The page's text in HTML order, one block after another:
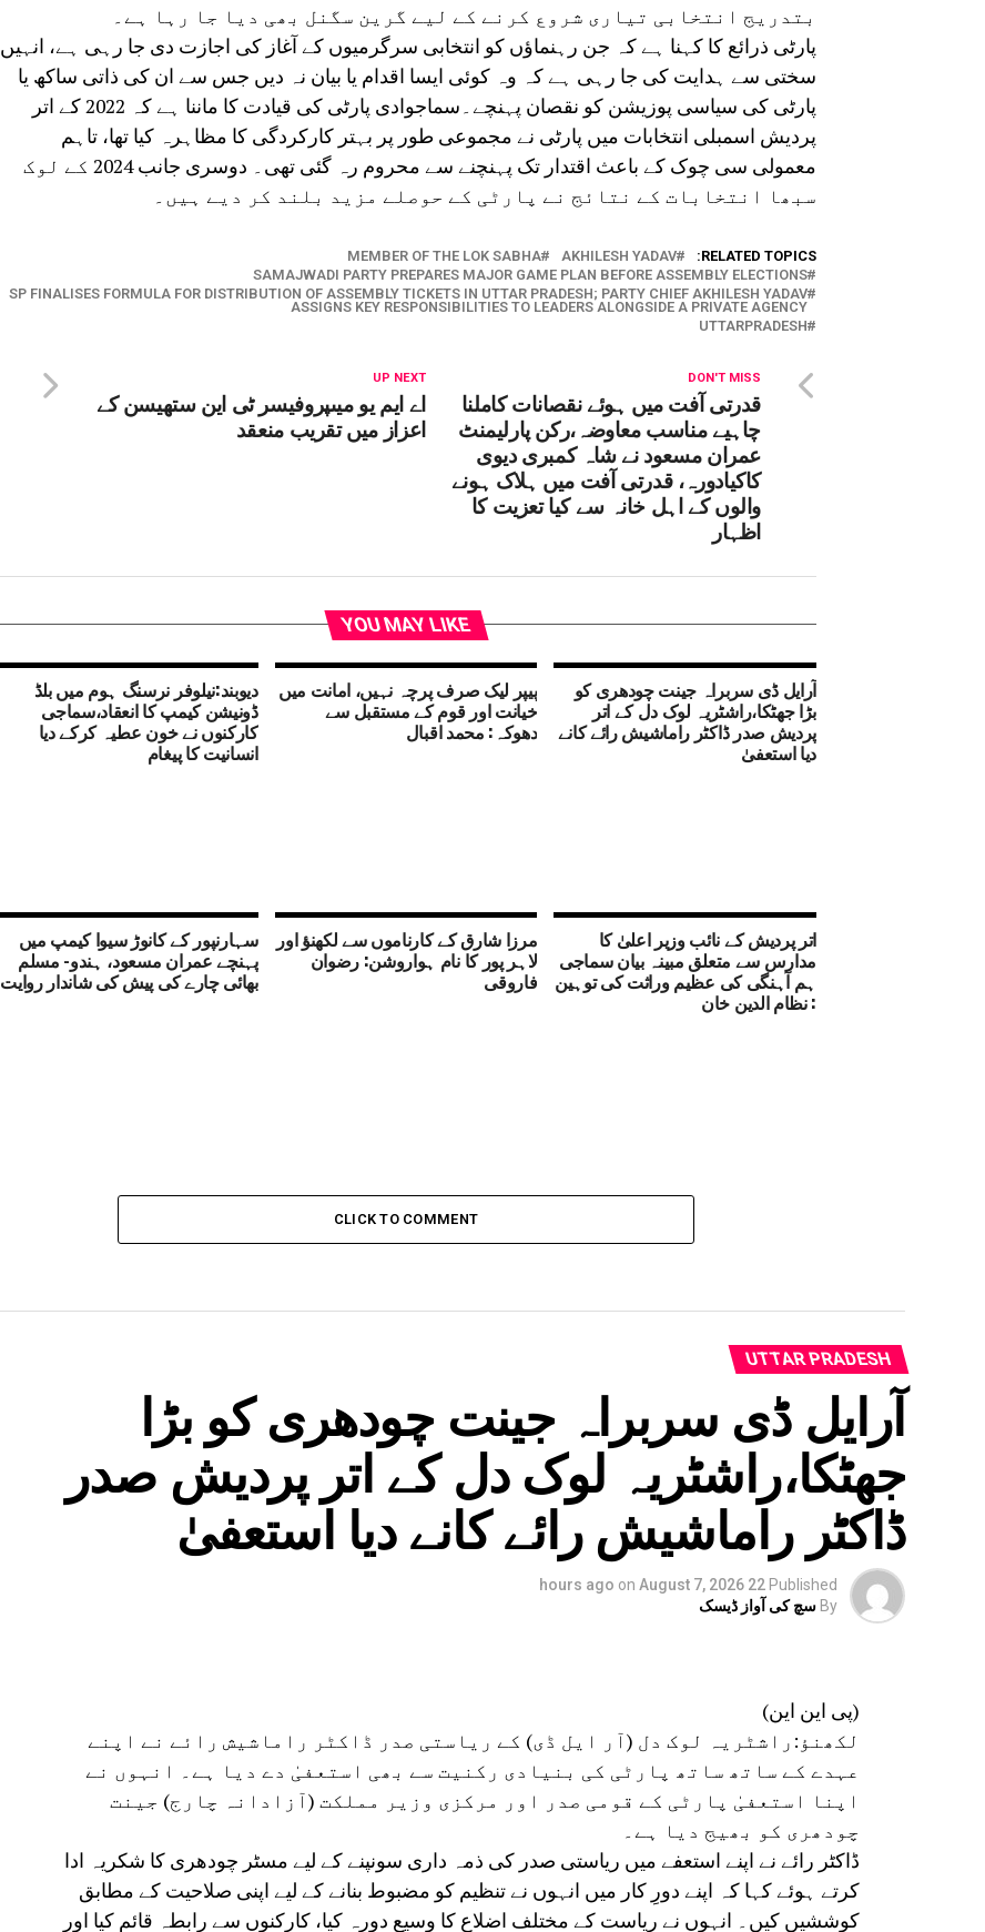
بتدریج انتخابی تیاری شروع کرنے کے لیے گرین سگنل بھی دیا جا رہا ہے۔
پارٹی ذرائع کا کہنا ہے کہ جن رہنماؤں کو انتخابی سرگرمیوں کے آغاز کی اجازت دی جا رہی ہے، انہیں
سختی سے ہدایت کی جا رہی ہے کہ وہ کوئی ایسا اقدام یا بیان نہ دیں جس سے ان کی ذاتی ساکھ یا
پارٹی کی سیاسی پوزیشن کو نقصان پہنچے۔سماجوادی پارٹی کی قیادت کا ماننا ہے کہ 2022 کے اتر
پردیش اسمبلی انتخابات میں پارٹی نے مجموعی طور پر بہتر کارکردگی کا مظاہرہ کیا تھا، تاہم
معمولی سی چوک کے باعث اقتدار تک پہنچنے سے محروم رہ گئی تھی۔ دوسری جانب 2024 کے لوک
سبھا انتخابات کے نتائج نے پارٹی کے حوصلے مزید بلند کر دیے ہیں۔
RELATED TOPICS:
AKHILESH YADAV
MEMBER OF THE LOK SABHA
SAMAJWADI PARTY PREPARES MAJOR GAME PLAN BEFORE ASSEMBLY ELECTIONS
SP FINALISES FORMULA FOR DISTRIBUTION OF ASSEMBLY TICKETS IN UTTAR PRADESH; PARTY CHIEF AKHILESH YADAV
ASSIGNS KEY RESPONSIBILITIES TO LEADERS ALONGSIDE A PRIVATE AGENCY
UTTARPRADESH
UP NEXT
اے ایم یو میںپروفیسر ٹی این ستھیسن کے
اعزاز میں تقریب منعقد
DON'T MISS
قدرتی آفت میں ہوئے نقصانات کاملنا
چاہیے مناسب معاوضہ،رکن پارلیمنٹ
عمران مسعود نے شاہ کمبری دیوی
کاکیادورہ، قدرتی آفت میں ہلاک ہونے
والوں کے اہل خانہ سے کیا تعزیت کا
اظہار
YOU MAY LIKE
آرایل ڈی سربراہ جینت چودھری کو
بڑا جھٹکا،راشٹریہ لوک دل کے اتر
پردیش صدر ڈاکٹر راماشیش رائے کانے
دیا استعفیٰ
پیپر لیک صرف پرچہ نہیں، امانت میں
خیانت اور قوم کے مستقبل سے
دھوکہ: محمد اقبال
دیوبند:نیلوفر نرسنگ ہوم میں بلڈ
ڈونیشن کیمپ کا انعقاد،سماجی
کارکنوں نے خون عطیہ کرکے دیا
انسانیت کا پیغام
اتر پردیش کے نائب وزیر اعلیٰ کا
مدارس سے متعلق مبینہ بیان سماجی
ہم آہنگی کی عظیم وراثت کی توہین
: نظام الدین خان
مرزا شارق کے کارناموں سے لکھنؤ اور
لاہر پور کا نام ہواروشن: رضوان
فاروقی
سہارنپور کے کانوڑ سیوا کیمپ میں
پہنچے عمران مسعود، ہندو- مسلم
بھائی چارے کی پیش کی شاندار روایت
CLICK TO COMMENT
UTTAR PRADESH
آرایل ڈی سربراہ جینت چودھری کو بڑا
جھٹکا،راشٹریہ لوک دل کے اتر پردیش صدر
ڈاکٹر راماشیش رائے کانے دیا استعفیٰ
Published
22 hours ago
on August 7, 2026
By سچ کی آواز ڈیسک
(پی این این)
لکھنؤ:راشٹریہ لوک دل (آر ایل ڈی) کے ریاستی صدر ڈاکٹر راماشیش رائے نے اپنے
عہدے کے ساتھ ساتھ پارٹی کی بنیادی رکنیت سے بھی استعفیٰ دے دیا ہے۔ انہوں نے
اپنا استعفیٰ پارٹی کے قومی صدر اور مرکزی وزیر مملکت (آزادانہ چارج) جینت
چودھری کو بھیج دیا ہے۔
ڈاکٹر رائے نے اپنے استعفے میں ریاستی صدر کی ذمہ داری سونپنے کے لیے مسٹر چودھری کا شکریہ ادا
کرتے ہوئے کہا کہ اپنے دورِ کار میں انہوں نے تنظیم کو مضبوط بنانے کے لیے اپنی صلاحیت کے مطابق
کوششیں کیں۔ انہوں نے ریاست کے مختلف اضلاع کا وسیع دورہ کیا، کارکنوں سے رابطہ قائم کیا اور